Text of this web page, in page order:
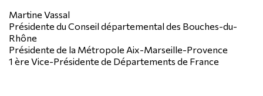
Martine Vassal
Présidente du Conseil départemental des Bouches-du-
Rhône
Présidente de la Métropole Aix-Marseille-Provence
1 ère Vice-Présidente de Départements de France